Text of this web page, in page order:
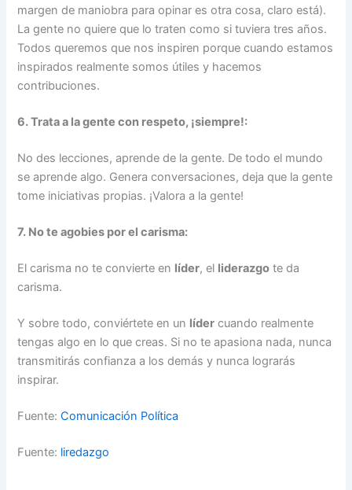
margen de maniobra para opinar es otra cosa, claro está).
La gente no quiere que lo traten como si tuviera tres años.
Todos queremos que nos inspiren porque cuando estamos
inspirados realmente somos útiles y hacemos
contribuciones.
6. Trata a la gente con respeto, ¡siempre!:
No des lecciones, aprende de la gente. De todo el mundo
se aprende algo. Genera conversaciones, deja que la gente
tome iniciativas propias. ¡Valora a la gente!
7. No te agobies por el carisma:
El carisma no te convierte en líder, el liderazgo te da
carisma.
Y sobre todo, conviértete en un líder cuando realmente
tengas algo en lo que creas. Si no te apasiona nada, nunca
transmitirás confianza a los demás y nunca lograrás
inspirar.
Fuente:Comunicación Política
Fuente: liredazgo